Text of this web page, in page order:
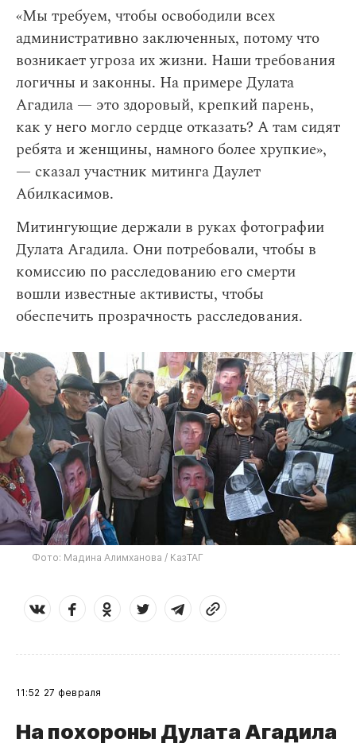
«Мы требуем, чтобы освободили всех
административно заключенных, потому что
возникает угроза их жизни. Наши требования
логичны и законны. На примере Дулата
Агадила — это здоровый, крепкий парень,
как у него могло сердце отказать? А там сидят
ребята и женщины, намного более хрупкие»,
— сказал участник митинга Даулет
Абилкасимов.
Митингующие держали в руках фотографии
Дулата Агадила. Они потребовали, чтобы в
комиссию по расследованию его смерти
вошли известные активисты, чтобы
обеспечить прозрачность расследования.
Фото: Мадина Алимханова / КазТАГ
11:52 27 февраля
​На похороны Дулата Агадила